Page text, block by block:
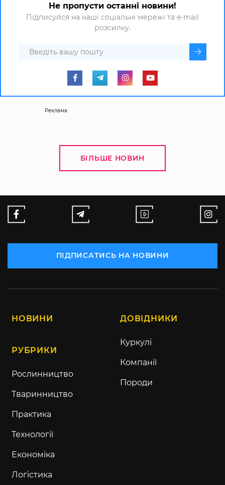
Не пропусти останні новини!
Підписуйся на наші соціальні мережі та e-mail
розсилку.
Реклама
БІЛЬШЕ НОВИН
ПІДПИСАТИСЬ НА НОВИНИ
НОВИНИ
РУБРИКИ
Рослинництво
Тваринництво
Практика
Технології
Економіка
Логістика
ДОВІДНИКИ
Куркулі
Компанії
Породи